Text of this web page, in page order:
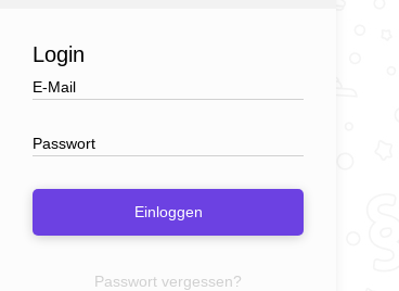
Login
Einloggen
Passwort vergessen?